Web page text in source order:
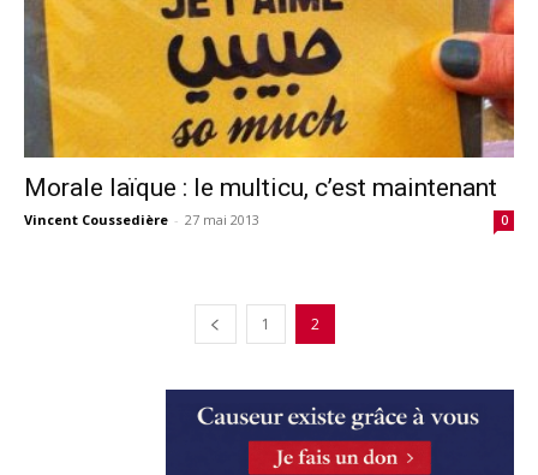
Morale laïque : le multicu, c’est maintenant
Vincent Coussedière - 27 mai 2013 0
1 2